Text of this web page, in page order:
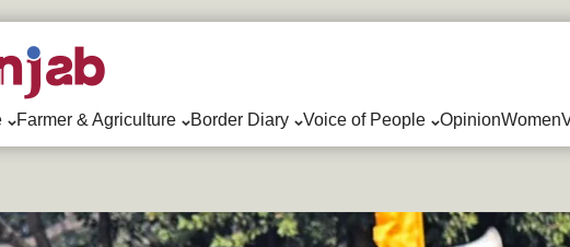
Farmer & Agriculture Border Diary Voice of People Opinion